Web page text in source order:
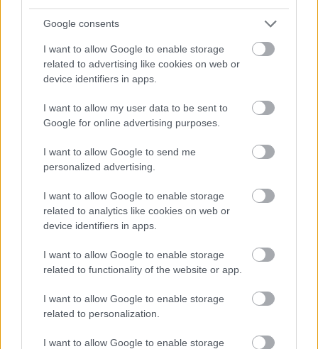
Google consents
I want to allow Google to enable storage
related to advertising like cookies on web or
device identifiers in apps.
I want to allow my user data to be sent to
Google for online advertising purposes.
I want to allow Google to send me
personalized advertising.
I want to allow Google to enable storage
related to analytics like cookies on web or
device identifiers in apps.
I want to allow Google to enable storage
related to functionality of the website or app.
I want to allow Google to enable storage
related to personalization.
I want to allow Google to enable storage
Η εξέλιξη της τεχνικής και στην
αντιμετώπιση άλλων παθήσεων
Τον τελευταίο καιρό διερευνώντας τα
παράπλευρα οφέλη της μεθόδου της νεφρικής
απονεύρωσης στον μεταβολισμό και τον
σακχαρώδη διαβήτη, με 29 ασθενείς παγκοσμίως
να έχουν υποβληθεί σε ablation για την θεραπεία
αντιμετωπίστηκαν στην Ελλάδα. Επίσης
διερευνώνται τα παράπλευρα οφέλη της τεχνικής
Τσιούφη, στη χρόνια νεφρική νόσο, την κολπική
μαρμαρυγή, την καρδιακή ανεπάρκεια, την
αποφρακτική υπνική άπνοια, το στρες και τη
στυτική δυσλειτουργία.